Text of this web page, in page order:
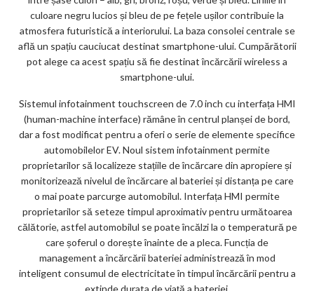
culoare negru lucios și bleu de pe fețele ușilor contribuie la
atmosfera futuristică a interiorului. La baza consolei centrale se
află un spațiu cauciucat destinat smartphone-ului. Cumpărătorii
pot alege ca acest spațiu să fie destinat încărcării wireless a
smartphone-ului.
Sistemul infotainment touchscreen de 7.0 inch cu interfața HMI
(human-machine interface) rămâne în centrul planșei de bord,
dar a fost modificat pentru a oferi o serie de elemente specifice
automobilelor EV. Noul sistem infotainment permite
proprietarilor să localizeze stațiile de încărcare din apropiere și
monitorizează nivelul de încărcare al bateriei și distanța pe care
o mai poate parcurge automobilul. Interfața HMI permite
proprietarilor să seteze timpul aproximativ pentru următoarea
călătorie, astfel automobilul se poate încălzi la o temperatură pe
care șoferul o dorește înainte de a pleca. Funcția de
management a încărcării bateriei administrează în mod
inteligent consumul de electricitate în timpul încărcării pentru a